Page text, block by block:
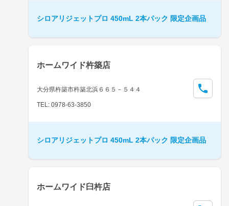
シロアリジェットプロ 450mL 2本パック 限定企画品
ホームワイド杵築店
大分県杵築市杵築北浜６６５－５４４
TEL: 0978-63-3850
シロアリジェットプロ 450mL 2本パック 限定企画品
ホームワイド臼杵店